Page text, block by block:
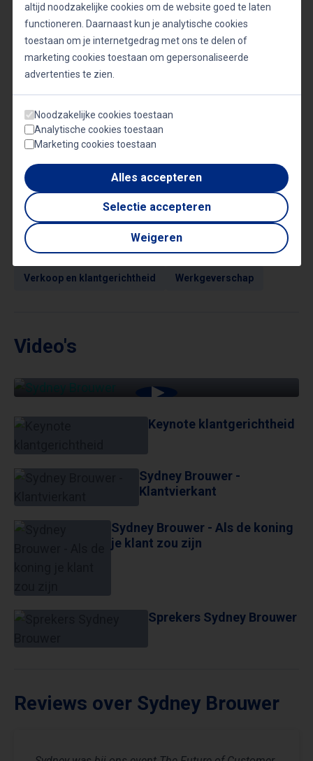
instellingen, Sydney weet zijn boodschap af te
stemmen op de behoeften van jouw publiek.
Neem nu contact op voor boekingen en ontdek hoe
medewerkers tot fans te maken.
Onderwerpen
Gastvrijheid
Veel gevraagde sprekers
Verkoop en klantgerichtheid Werkgeverschap
Video's
Keynote klantgerichtheid
Sydney Brouwer -
Klantvierkant
Sydney Brouwer - Als de koning
je klant zou zijn
Sprekers Sydney Brouwer
Reviews over Sydney Brouwer
altijd noodzakelijke cookies om de website goed te laten
functioneren. Daarnaast kun je analytische cookies
toestaan om je internetgedrag met ons te delen of
marketing cookies toestaan om gepersonaliseerde
advertenties te zien.
Noodzakelijke cookies toestaan
Analytische cookies toestaan
Marketing cookies toestaan
Alles accepteren
Selectie accepteren
Weigeren